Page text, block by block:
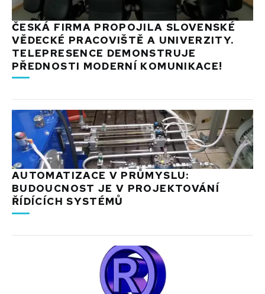
ČESKÁ FIRMA PROPOJILA SLOVENSKÉ
VĚDECKÉ PRACOVIŠTĚ A UNIVERZITY.
TELEPRESENCE DEMONSTRUJE
PŘEDNOSTI MODERNÍ KOMUNIKACE!
AUTOMATIZACE V PRŮMYSLU:
BUDOUCNOST JE V PROJEKTOVÁNÍ
ŘÍDÍCÍCH SYSTÉMŮ